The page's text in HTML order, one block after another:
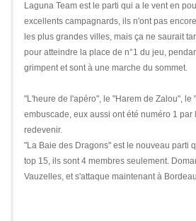
Laguna Team est le parti qui a le vent en
excellents campagnards, ils n'ont pas
les plus grandes villes, mais ça ne saurait
pour atteindre la place de n°1 du jeu,
grimpent et sont à une marche du sommet.
"L'heure de l'apéro", le "Harem de Zalou", le
embuscade, eux aussi ont été numéro 1 par
redevenir.
"La Baie des Dragons" est le nouveau parti
top 15, ils sont 4 membres seulement.
Vauzelles, et s'attaque maintenant à